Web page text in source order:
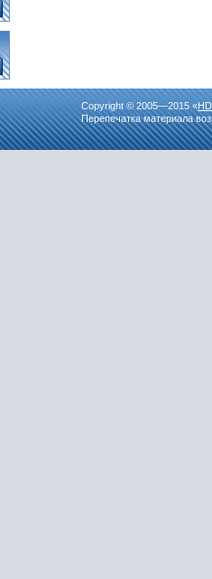
Copyright © 2005—2015 «
Перепечатка материала